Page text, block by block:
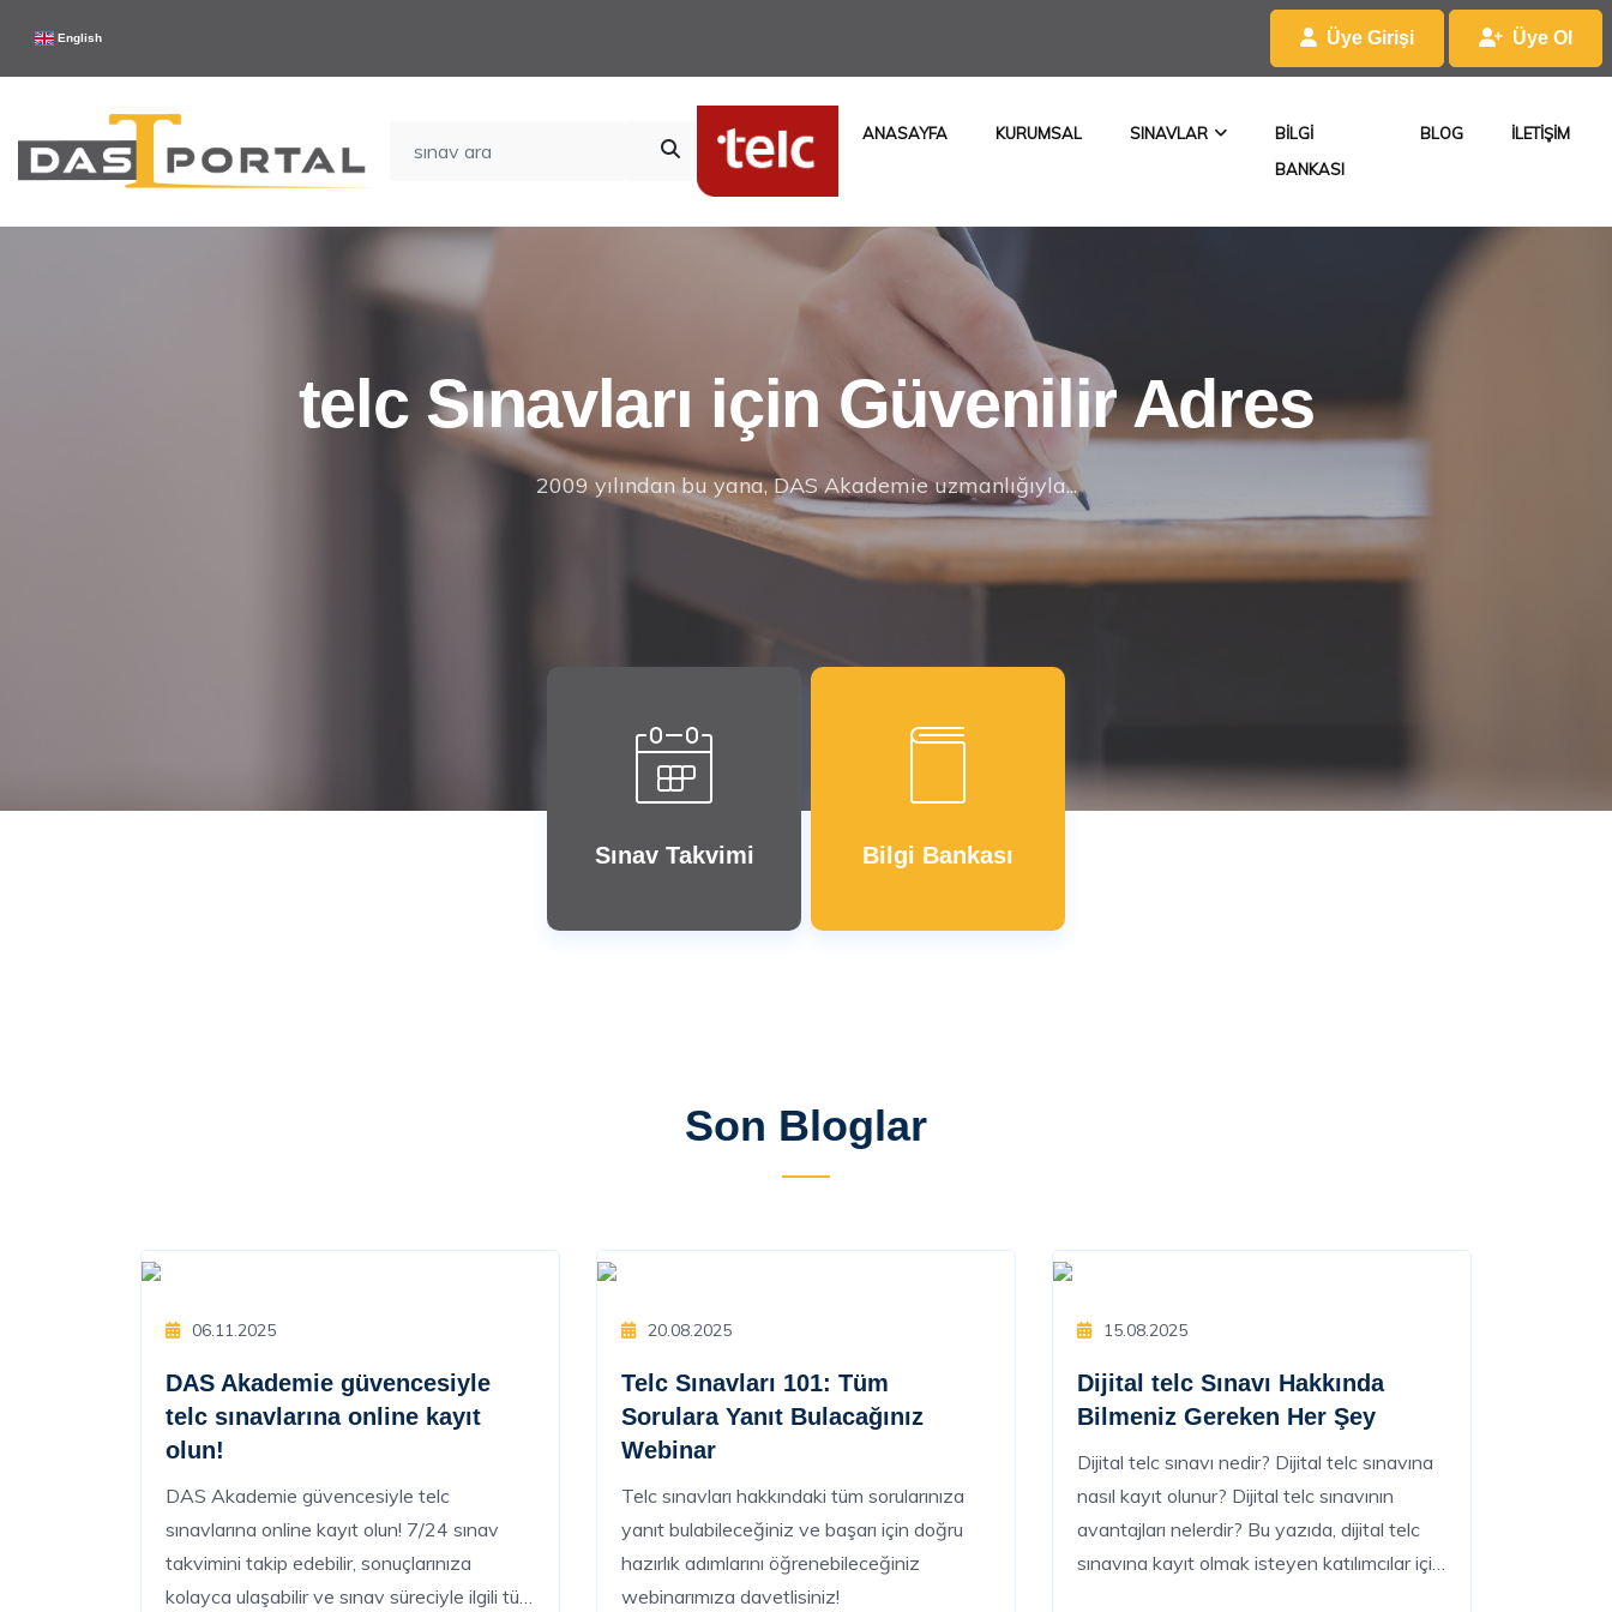
English Üye Girişi Üye Ol
ANASAYFA KURUMSAL SINAVLAR
BILGI
BANKASI
BLOG ILETIŞIM
telc Sınavları için Güvenilir Adres
2009 yılından bu yana, DAS Akademie uzmanlığıyla...
Sınav Takvimi Bilgi Bankası
Son Bloglar
06.11.2025
DAS Akademie güvencesiyle
telc sınavlarına online kayıt
olun!
DAS Akademie güvencesiyle telc
sınavlarına online kayıt olun! 7/24 sınav
takvimini takip edebilir, sonuçlarınıza
kolayca ulaşabilir ve sınav süreciyle ilgili tüm
20.08.2025
Telc Sınavları 101: Tüm
Sorulara Yanıt Bulacağınız
Webinar
Telc sınavları hakkındaki tüm sorularınıza
yanıt bulabileceğiniz ve başarı için doğru
hazırlık adımlarını öğrenebileceğiniz
webinarımıza davetlisiniz!
15.08.2025
Dijital telc Sınavı Hakkında
Bilmeniz Gereken Her Şey
Dijital telc sınavı nedir? Dijital telc sınavına
nasıl kayıt olunur? Dijital telc sınavının
avantajları nelerdir? Bu yazıda, dijital telc
sınavına kayıt olmak isteyen katılımcılar için